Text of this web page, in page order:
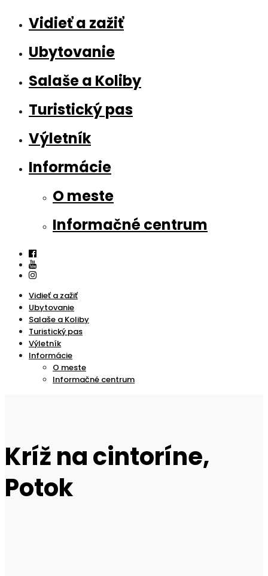
Vidieť a zažiť
Ubytovanie
Salaše a Koliby
Turistický pas
Výletník
Informácie
O meste
Informačné centrum
Vidieť a zažiť
Ubytovanie
Salaše a Koliby
Turistický pas
Výletník
Informácie
O meste
Informačné centrum
Kríž na cintoríne,
Potok